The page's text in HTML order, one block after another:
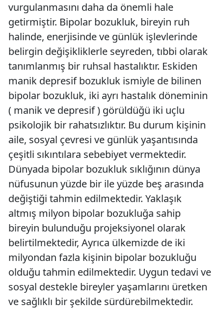
vurgulanmasını daha da önemli hale
getirmiştir. Bipolar bozukluk, bireyin ruh
halinde, enerjisinde ve günlük işlevlerinde
belirgin değişikliklerle seyreden, tıbbi olarak
tanımlanmış bir ruhsal hastalıktır. Eskiden
manik depresif bozukluk ismiyle de bilinen
bipolar bozukluk, iki ayrı hastalık döneminin
( manik ve depresif ) görüldüğü iki uçlu
psikolojik bir rahatsızlıktır. Bu durum kişinin
aile, sosyal çevresi ve günlük yaşantısında
çeşitli sıkıntılara sebebiyet vermektedir.
Dünyada bipolar bozukluk sıklığının dünya
nüfusunun yüzde bir ile yüzde beş arasında
değiştiği tahmin edilmektedir. Yaklaşık
altmış milyon bipolar bozukluğa sahip
bireyin bulunduğu projeksiyonel olarak
belirtilmektedir, Ayrıca ülkemizde de iki
milyondan fazla kişinin bipolar bozukluğu
olduğu tahmin edilmektedir. Uygun tedavi ve
sosyal destekle bireyler yaşamlarını üretken
ve sağlıklı bir şekilde sürdürebilmektedir.